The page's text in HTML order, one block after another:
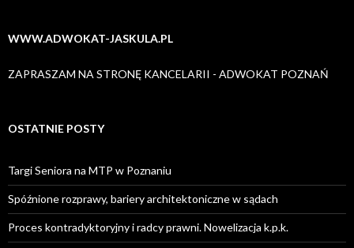
WWW.ADWOKAT-JASKULA.PL
ZAPRASZAM NA STRONĘ KANCELARII - ADWOKAT POZNAŃ
OSTATNIE POSTY
Targi Seniora na MTP w Poznaniu
Spóźnione rozprawy, bariery architektoniczne w sądach
Proces kontradyktoryjny i radcy prawni. Nowelizacja k.p.k.